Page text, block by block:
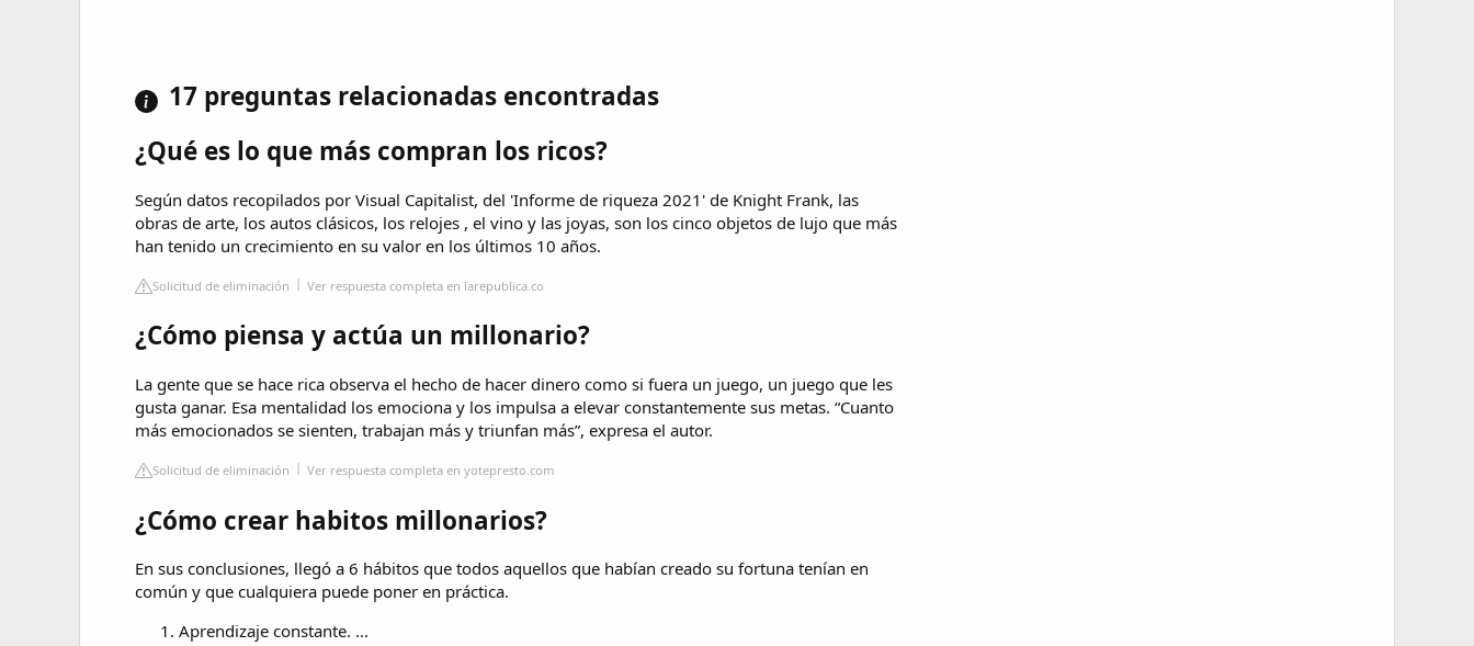
17 preguntas relacionadas encontradas
¿Qué es lo que más compran los ricos?
Según datos recopilados por Visual Capitalist, del 'Informe de riqueza 2021' de Knight Frank, las
obras de arte, los autos clásicos, los relojes , el vino y las joyas, son los cinco objetos de lujo que más
han tenido un crecimiento en su valor en los últimos 10 años.
Solicitud de eliminación Ver respuesta completa en larepublica.co
¿Cómo piensa y actúa un millonario?
La gente que se hace rica observa el hecho de hacer dinero como si fuera un juego, un juego que les
gusta ganar. Esa mentalidad los emociona y los impulsa a elevar constantemente sus metas. “Cuanto
más emocionados se sienten, trabajan más y triunfan más”, expresa el autor.
Solicitud de eliminación Ver respuesta completa en yotepresto.com
¿Cómo crear habitos millonarios?
En sus conclusiones, llegó a 6 hábitos que todos aquellos que habían creado su fortuna tenían en
común y que cualquiera puede poner en práctica.
Aprendizaje constante. ...